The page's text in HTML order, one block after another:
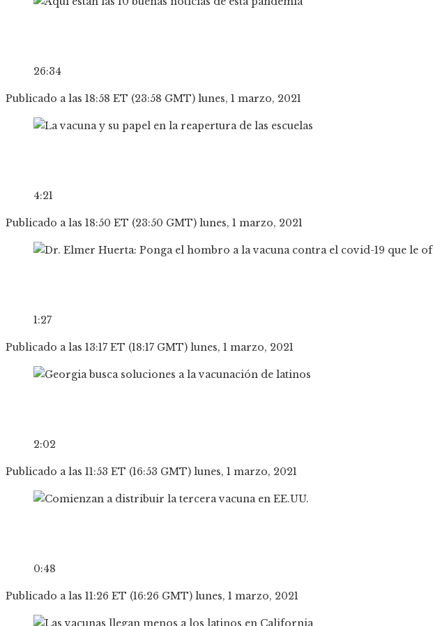
26:34
Publicado a las 18:58 ET (23:58 GMT) lunes, 1 marzo, 2021
4:21
Publicado a las 18:50 ET (23:50 GMT) lunes, 1 marzo, 2021
1:27
Publicado a las 13:17 ET (18:17 GMT) lunes, 1 marzo, 2021
2:02
Publicado a las 11:53 ET (16:53 GMT) lunes, 1 marzo, 2021
0:48
Publicado a las 11:26 ET (16:26 GMT) lunes, 1 marzo, 2021